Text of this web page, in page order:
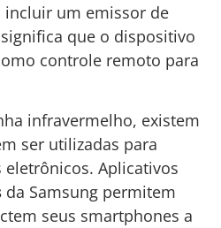
incluir um emissor de
que o dispositivo
controle remoto para
infravermelho, existem
ser utilizadas para
Aplicativos
da Samsung permitem
seus smartphones a